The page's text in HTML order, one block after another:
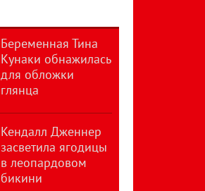
Беременная Тина
Кунаки обнажилась
для обложки
глянца
Кендалл Дженнер
засветила ягодицы
в леопардовом
бикини